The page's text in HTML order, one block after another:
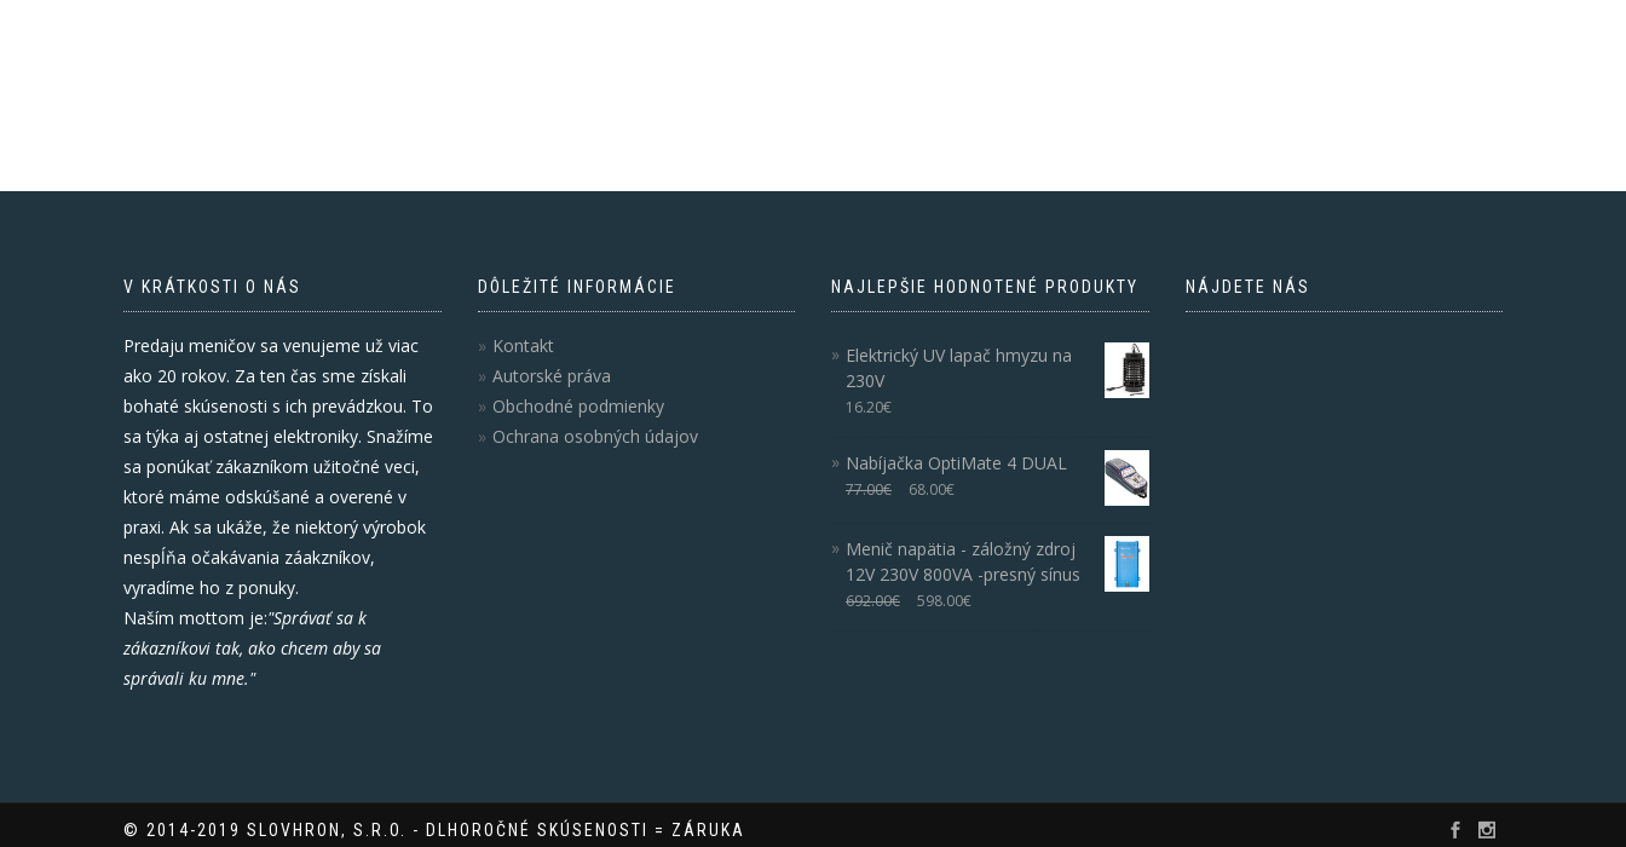
V KRÁTKOSTI O NÁS
Predaju meničov sa venujeme už viac
ako 20 rokov. Za ten čas sme získali
bohaté skúsenosti s ich prevádzkou. To
sa týka aj ostatnej elektroniky. Snažíme
sa ponúkať zákazníkom užitočné veci,
ktoré máme odskúšané a overené v
praxi. Ak sa ukáže, že niektorý výrobok
nespĺňa očakávania záakzníkov,
vyradíme ho z ponuky.
Naším mottom je:"Správať sa k
zákazníkovi tak, ako chcem aby sa
správali ku mne."
DÔLEŽITÉ INFORMÁCIE
Kontakt
Autorské práva
Obchodné podmienky
Ochrana osobných údajov
NAJLEPŠIE HODNOTENÉ PRODUKTY
Elektrický UV lapač hmyzu na
230V
16.20€
Nabíjačka OptiMate 4 DUAL
77.00€ 68.00€
Menič napätia - záložný zdroj
12V 230V 800VA -presný sínus
692.00€ 598.00€
NÁJDETE NÁS
© 2014-2019 SLOVHRON, S.R.O. - DLHOROČNÉ SKÚSENOSTI = ZÁRUKA